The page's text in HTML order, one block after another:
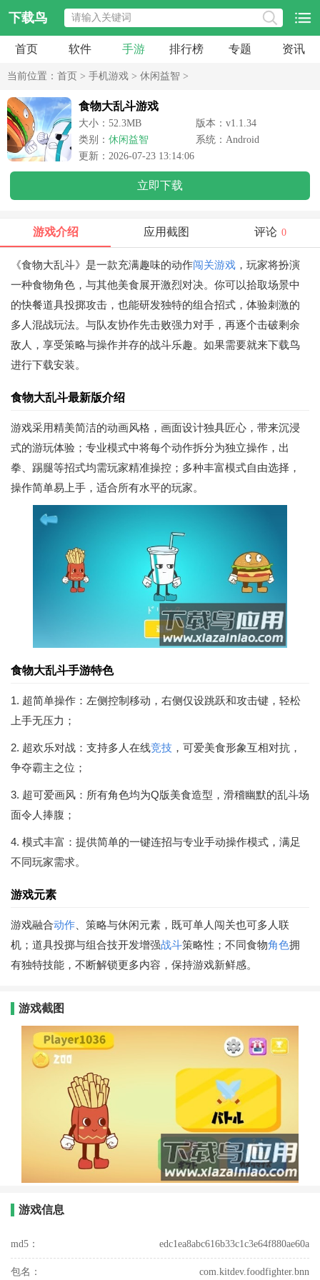
下载鸟
首页 软件 手游 排行榜 专题 资讯
当前位置： 首页 > 手机游戏 > 休闲益智 >
食物大乱斗游戏
大小：52.3MB
版本：v1.1.34
类别： 休闲益智
系统：Android
更新：2026-07-23 13:14:06
立即下载
游戏介绍 应用截图 评论 0
《食物大乱斗》是一款充满趣味的动作闯关游戏 ，玩家将扮演
一种食物角色，与其他美食展开激烈对决。你可以拾取场景中
的快餐道具投掷攻击，也能研发独特的组合招式，体验刺激的
多人混战玩法。与队友协作先击败强力对手，再逐个击破剩余
敌人，享受策略与操作并存的战斗乐趣。如果需要就来下载鸟
进行下载安装。
食物大乱斗最新版介绍
游戏采用精美简洁的动画风格，画面设计独具匠心，带来沉浸
式的游玩体验；专业模式中将每个动作拆分为独立操作，出
拳、踢腿等招式均需玩家精准操控；多种丰富模式自由选择，
操作简单易上手，适合所有水平的玩家。
食物大乱斗手游特色
1. 超简单操作：左侧控制移动，右侧仅设跳跃和攻击键，轻松
上手无压力；
2. 超欢乐对战：支持多人在线竞技 ，可爱美食形象互相对抗，
争夺霸主之位；
3. 超可爱画风：所有角色均为Q版美食造型，滑稽幽默的乱斗场
面令人捧腹；
4. 模式丰富：提供简单的一键连招与专业手动操作模式，满足
不同玩家需求。
游戏元素
游戏融合动作 、策略与休闲元素，既可单人闯关也可多人联
机；道具投掷与组合技开发增强战斗策略性；不同食物角色拥
有独特技能，不断解锁更多内容，保持游戏新鲜感。
游戏截图
游戏信息
md5： edc1ea8abc616b33c1c3e64f880ae60a
包名： com.kitdev.foodfighter.bnn